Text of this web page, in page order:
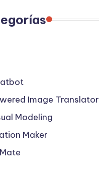
Image Translator
Modeling
Maker